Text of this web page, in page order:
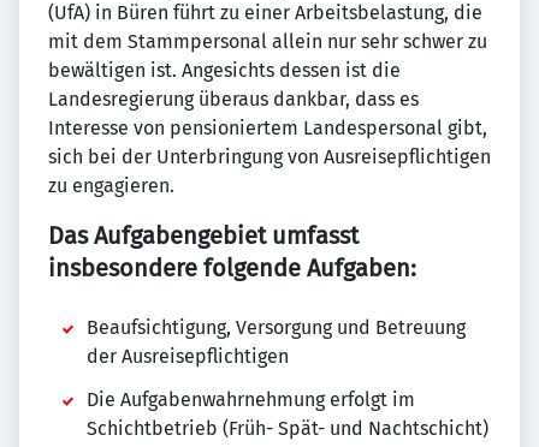
(UfA) in Büren führt zu einer Arbeitsbelastung, die
mit dem Stammpersonal allein nur sehr schwer zu
bewältigen ist. Angesichts dessen ist die
Landesregierung überaus dankbar, dass es
Interesse von pensioniertem Landespersonal gibt,
sich bei der Unterbringung von Ausreisepflichtigen
zu engagieren.
Das Aufgabengebiet umfasst
insbesondere folgende Aufgaben:
Beaufsichtigung, Versorgung und Betreuung
der Ausreisepflichtigen
Die Aufgabenwahrnehmung erfolgt im
Schichtbetrieb (Früh- Spät- und Nachtschicht)